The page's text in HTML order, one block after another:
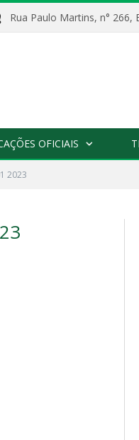
Rua Paulo Martins, n°
OFICIAIS
2023